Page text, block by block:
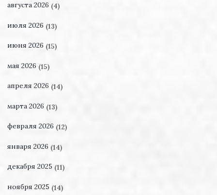
августа 2026 (4)
июля 2026 (13)
июня 2026 (15)
мая 2026 (15)
апреля 2026 (14)
марта 2026 (13)
февраля 2026 (12)
января 2026 (14)
декабря 2025 (11)
ноября 2025 (14)